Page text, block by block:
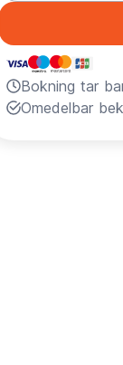
Bokning tar
Omedelbar